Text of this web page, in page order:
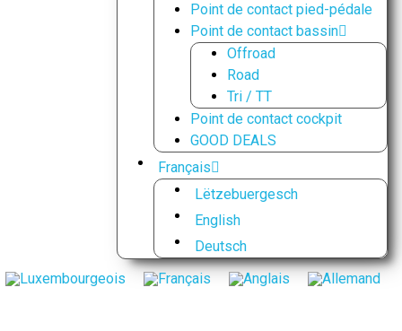
Point de contact pied-pédale
Point de contact bassin
Offroad
Road
Tri / TT
Point de contact cockpit
GOOD DEALS
Français
Lëtzebuergesch
English
Deutsch